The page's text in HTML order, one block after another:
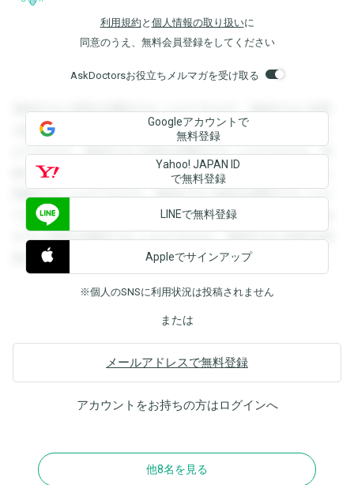
利用規約 と 個人情報の取り扱いに
同意のうえ、無料会員登録をしてください
AskDoctorsお役立ちメルマガを受け取る
登録すると回答を閲覧することができます。登録すると回答
を閲覧することができます。登録すると回答を閲覧すること
ができます。登録すると回答を閲覧することができます。登
録すると回答を閲覧することができます。登録すると回答を
閲覧することができます。登録すると回答を閲覧することが
できます。登録すると回答を閲覧することができます。登録
すると回答を閲覧することができます。登録すると回答を閲
覧することができます。
Googleアカウントで
無料登録
Yahoo! JAPAN ID
で無料登録
LINEで無料登録
Appleでサインアップ
※個人のSNSに利用状況は投稿されません
または
メールアドレスで無料登録
アカウントをお持ちの方はログインへ
他8名を見る